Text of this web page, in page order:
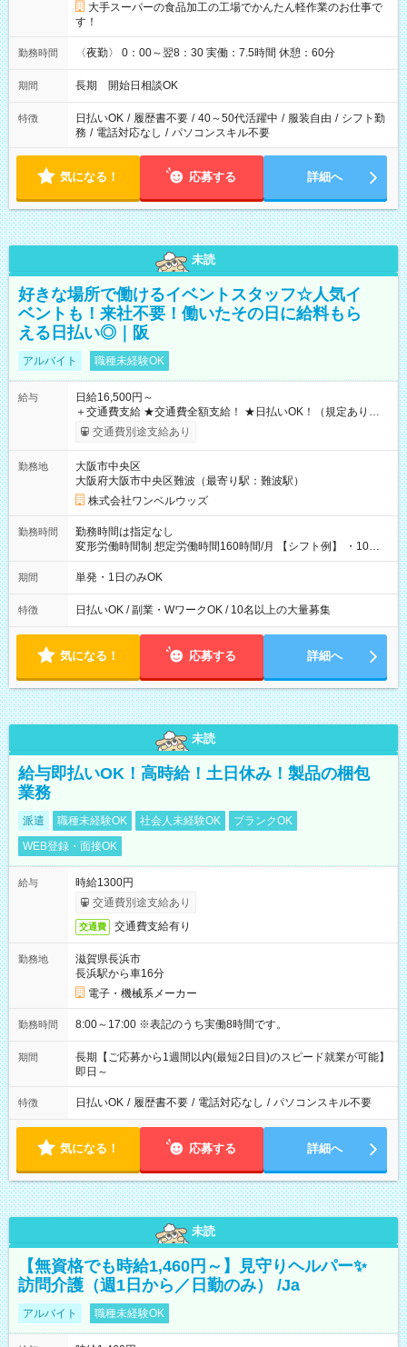
大手スーパーの食品加工の工場でかんたん軽作業のお仕事で
す！
勤務時間 〈夜勤〉 0：00～翌8：30 実働：7.5時間 休憩：60分
期間 長期 開始日相談OK
特徴 日払いOK / 履歴書不要 / 40～50代活躍中 / 服装自由 / シフト勤
務 / 電話対応なし / パソコンスキル不要
気になる！ 応募する 詳細へ
未読
好きな場所で働けるイベントスタッフ☆人気イ
ベントも！来社不要！働いたその日に給料もら
える日払い◎｜阪
アルバイト 職種未経験OK
給与
日給16,500円～
＋交通費支給 ★交通費全額支給！ ★日払いOK！（規定あり） ┗
働いたその日に現金GET♪ お仕事後はコンビニATMから 日払
交通費別途支給あり
勤務地
大阪市中央区
大阪府大阪市中央区難波（最寄り駅：難波駅）
株式会社ワンベルウッズ
勤務時間
勤務時間は指定なし
変形労働時間制 想定労働時間160時間/月 【シフト例】 ・10：
00～20：00
期間 単発・1日のみOK
特徴 日払いOK / 副業・WワークOK / 10名以上の大量募集
気になる！ 応募する 詳細へ
未読
給与即払いOK！高時給！土日休み！製品の梱包
業務
派遣 職種未経験OK 社会人未経験OK
ブランクOK
WEB登録・面接OK
給与
時給1300円
交通費別途支給あり
交通費 交通費支給有り
勤務地
滋賀県長浜市
長浜駅から車16分
電子・機械系メーカー
勤務時間 8:00～17:00 ※表記のうち実働8時間です。
期間
長期【ご応募から1週間以内(最短2日目)のスピード就業が可能】
即日～
特徴 日払いOK / 履歴書不要 / 電話対応なし / パソコンスキル不要
気になる！ 応募する 詳細へ
未読
【無資格でも時給1,460円～】見守りヘルパー✨
訪問介護（週1日から／日勤のみ） /Ja
アルバイト 職種未経験OK